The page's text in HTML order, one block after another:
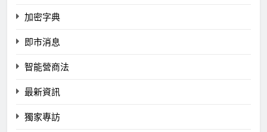
加密字典
即市消息
智能營商法
最新資訊
獨家專訪